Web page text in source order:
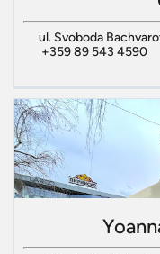
ul. Svoboda
+359 89 543 4590